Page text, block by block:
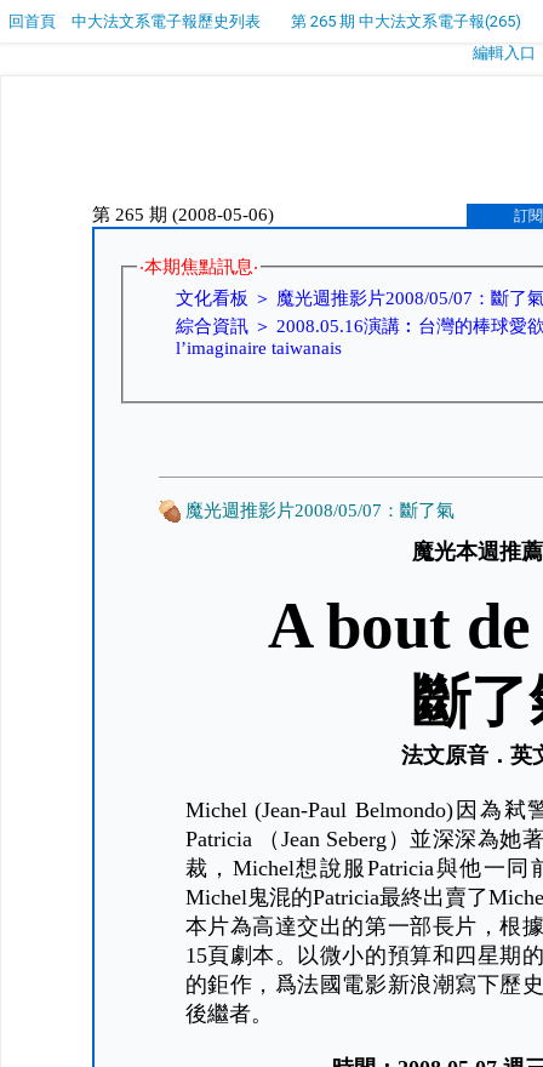
回首頁 中大法文系電子報歷史列表
第 265 期 中大法文系電子報(265)
編輯入口